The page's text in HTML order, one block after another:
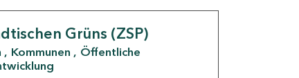
Grüns (ZSP)
Kommunen
Öffentliche